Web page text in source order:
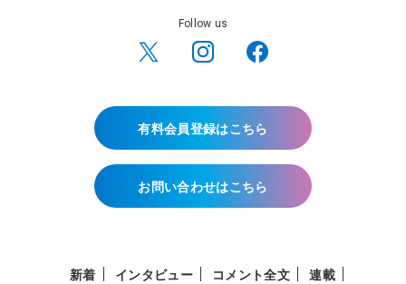
Follow us
有料会員登録はこちら
お問い合わせはこちら
新着 インタビュー コメント全文 連載